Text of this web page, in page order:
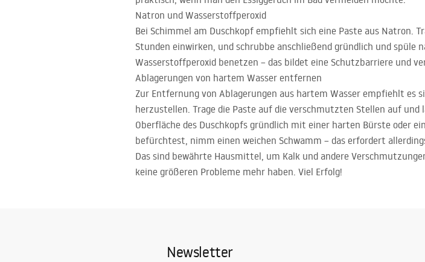
Natron und Wasserstoffperoxid
Bei Schimmel am Duschkopf empfiehlt sich eine Paste aus Natron.
Stunden einwirken, und schrubbe anschließend gründlich und spüle
Wasserstoffperoxid benetzen – das bildet eine Schutzbarriere und
Ablagerungen von hartem Wasser entfernen
Zur Entfernung von Ablagerungen aus hartem Wasser empfiehlt es
herzustellen. Trage die Paste auf die verschmutzten Stellen auf und
Oberfläche des Duschkopfs gründlich mit einer harten Bürste oder
befürchtest, nimm einen weichen Schwamm – das erfordert
Das sind bewährte Hausmittel, um Kalk und andere
keine größeren Probleme mehr haben. Viel Erfolg!
Newsletter